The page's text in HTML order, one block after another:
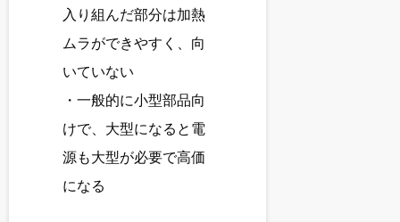
入り組んだ部分は加熱
ムラができやすく、向
いていない
・一般的に小型部品向
けで、大型になると電
源も大型が必要で高価
になる